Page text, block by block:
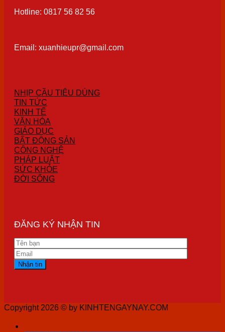
Hotline: 0817 56 82 56
Email: xuanhieupr@gmail.com
NHỊP CẦU TIÊU DÙNG
TIN TỨC
KINH TẾ
VĂN HÓA
GIÁO DỤC
BẤT ĐỘNG SẢN
CÔNG NGHỆ
PHÁP LUẬT
SỨC KHỎE
ĐỜI SỐNG
ĐĂNG KÝ NHẬN TIN
Copyright 2026 © by KINHTENGAYNAY.COM